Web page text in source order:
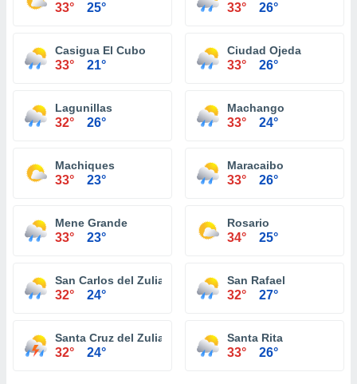
33° 25° 33° 26°
Casigua El Cubo
33° 21°
Ciudad Ojeda
33° 26°
Lagunillas
32° 26°
Machango
33° 24°
Machiques
33° 23°
Maracaibo
33° 26°
Mene Grande
33° 23°
Rosario
34° 25°
San Carlos del Zulia
32° 24°
San Rafael
32° 27°
Santa Cruz del Zulia
32° 24°
Santa Rita
33° 26°